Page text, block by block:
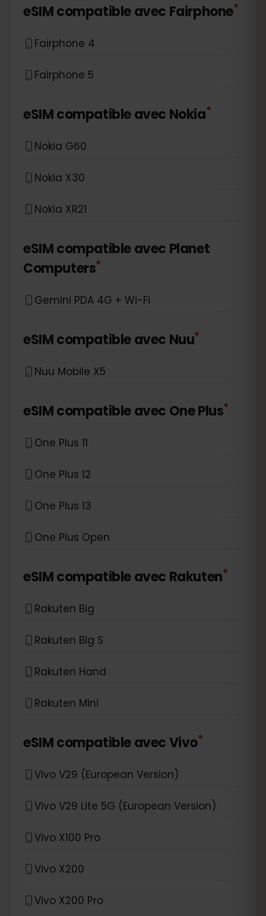
eSIM compatible avec Fairphone*
Fairphone 4
Fairphone 5
eSIM compatible avec Nokia*
Nokia G60
Nokia X30
Nokia XR21
eSIM compatible avec Planet
Computers*
Gemini PDA 4G + Wi-Fi
eSIM compatible avec Nuu*
Nuu Mobile X5
eSIM compatible avec One Plus*
One Plus 11
One Plus 12
One Plus 13
One Plus Open
eSIM compatible avec Rakuten*
Rakuten Big
Rakuten Big S
Rakuten Hand
Rakuten Mini
eSIM compatible avecVivo*
Vivo V29 (European Version)
Vivo V29 Lite 5G (European Version)
Vivo X100 Pro
Vivo X200
Vivo X200 Pro